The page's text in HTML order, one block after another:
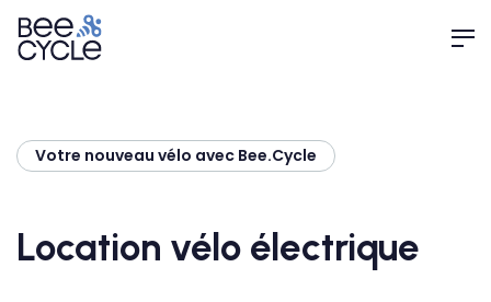
Votre nouveau vélo avec Bee.Cycle
Location vélo électrique